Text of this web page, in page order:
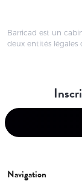
Barricad est un
deux entités légales
Navigation